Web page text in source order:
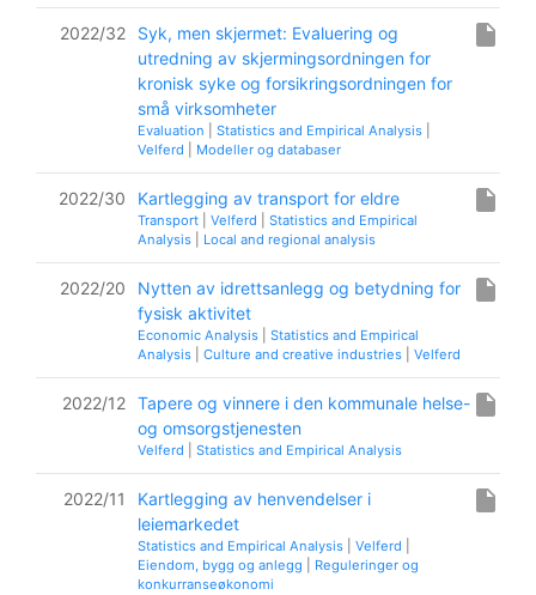
2022/32
Syk, men skjermet: Evaluering og
utredning av skjermingsordningen for
kronisk syke og forsikringsordningen for
små virksomheter
Evaluation Statistics and Empirical Analysis
Velferd
Modeller og databaser
insert_drive_file
2022/30 Kartlegging av transport for eldre
Transport Velferd
Statistics and Empirical
Analysis
Local and regional analysis
insert_drive_file
2022/20
Nytten av idrettsanlegg og betydning for
fysisk aktivitet
Economic Analysis
Statistics and Empirical
Analysis
Culture and creative industries Velferd
insert_drive_file
2022/12 Tapere og vinnere i den kommunale helse-
og omsorgstjenesten
Velferd Statistics and Empirical Analysis
insert_drive_file
2022/11
Kartlegging av henvendelser i
leiemarkedet
Statistics and Empirical Analysis Velferd
Eiendom, bygg og anlegg
Reguleringer og
konkurranseøkonomi
insert_drive_file